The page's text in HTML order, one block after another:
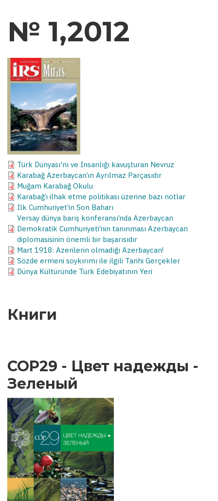
№ 1,2012
Türk Dünyası'nı ve İnsanlığı kavuşturan Nevruz
Karabağ Azerbaycan’ın Ayrılmaz Parçasıdır
Muğam Karabağ Okulu
Karabağ’ı ilhak etme politikası üzerine bazı notlar
İlk Cumhuriyet’in Son Baharı
Versay dünya barış konferansı’nda Azerbaycan
Demokratik Cumhuriyeti’nin tanınması Azerbaycan
diplomasisinin önemli bir başarısıdır
Mart 1918: Azerilerin olmadığı Azerbaycan!
Sözde ermeni soykırımı ile ilgili Tarihi Gerçekler
Dünya Kültüründe Türk Edebiyatının Yeri
Книги
COP29 - Цвет надежды -
Зеленый